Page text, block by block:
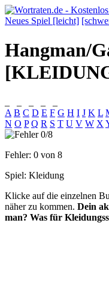
Neues Spiel [leicht]
Hangman/
A B C D E F G H I J K L
N O P Q R S T U V W X
Fehler: 0 von 8
Spiel: Kleidung
Klicke auf die einzelnen
näher zu kommen. Dein
man? Was für